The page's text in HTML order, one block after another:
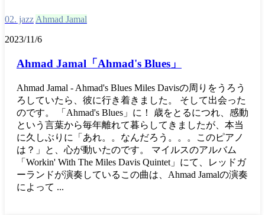
02. jazz Ahmad Jamal
2023/11/6
Ahmad Jamal「Ahmad's Blues」
Ahmad Jamal - Ahmad's Blues Miles Davisの周りをうろう
ろしていたら、彼に行き着きました。 そして出会った
のです。 「Ahmad's Blues」に！ 歳をとるにつれ、感動
という言葉から毎年離れて暮らしてきましたが、本当
に久しぶりに「あれ。。なんだろう。。。このピアノ
は？」と、心が動いたのです。 マイルスのアルバム
「Workin' With The Miles Davis Quintet」にて、レッドガ
ーランドが演奏しているこの曲は、Ahmad Jamalの演奏
によって ...